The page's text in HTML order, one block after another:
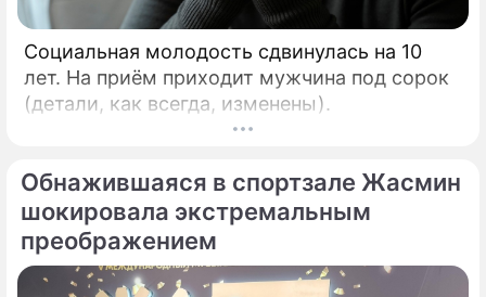
Социальная молодость сдвинулась на 10
лет. На приём приходит мужчина под сорок
(детали, как всегда, изменены).
Обнажившаяся в спортзале Жасмин
шокировала экстремальным
преображением